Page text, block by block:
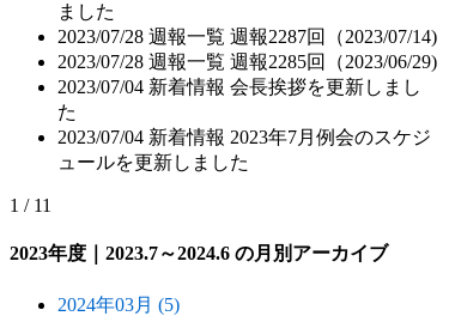
ました
2023/07/28 週報一覧 週報2287回（2023/07/14)
2023/07/28 週報一覧 週報2285回（2023/06/29)
2023/07/04 新着情報 会長挨拶を更新しまし
た
2023/07/04 新着情報 2023年7月例会のスケジ
ュールを更新しました
1 / 11
2023年度｜2023.7～2024.6 の月別アーカイブ
2024年03月 (5)